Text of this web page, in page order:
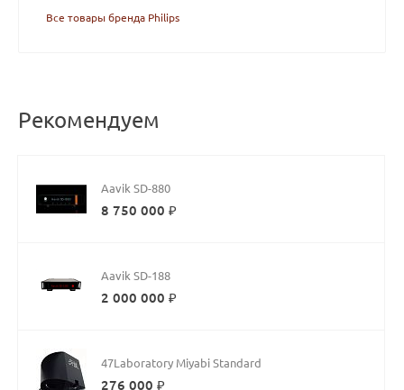
Все товары бренда Philips
Рекомендуем
Aavik SD-880
8 750 000 ₽
Aavik SD-188
2 000 000 ₽
47Laboratory Miyabi Standard
276 000 ₽